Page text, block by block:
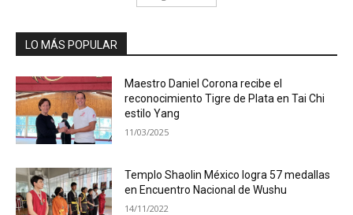
LO MÁS POPULAR
Maestro Daniel Corona recibe el
reconocimiento Tigre de Plata en Tai Chi
estilo Yang
11/03/2025
Templo Shaolin México logra 57 medallas
en Encuentro Nacional de Wushu
14/11/2022